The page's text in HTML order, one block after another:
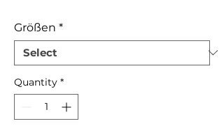
Größen *
Quantity *